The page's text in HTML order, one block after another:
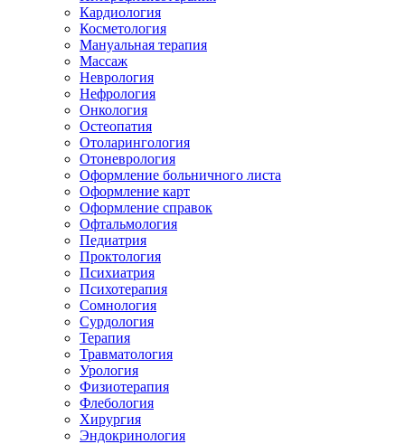
Кардиология
Косметология
Мануальная терапия
Массаж
Неврология
Нефрология
Онкология
Остеопатия
Отоларингология
Отоневрология
Оформление больничного листа
Оформление карт
Оформление справок
Офтальмология
Педиатрия
Проктология
Психиатрия
Психотерапия
Сомнология
Сурдология
Терапия
Травматология
Урология
Физиотерапия
Флебология
Хирургия
Эндокринология